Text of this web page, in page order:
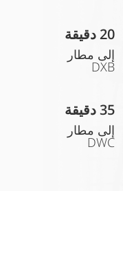
20 دقيقة
إلى مطار
DXB
35 دقيقة
إلى مطار
DWC